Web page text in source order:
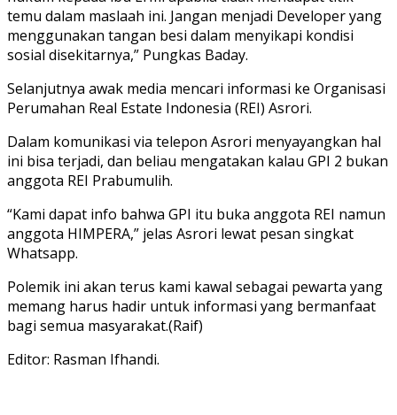
temu dalam maslaah ini. Jangan menjadi Developer yang
menggunakan tangan besi dalam menyikapi kondisi
sosial disekitarnya,” Pungkas Baday.
Selanjutnya awak media mencari informasi ke Organisasi
Perumahan Real Estate Indonesia (REI) Asrori.
Dalam komunikasi via telepon Asrori menyayangkan hal
ini bisa terjadi, dan beliau mengatakan kalau GPI 2 bukan
anggota REI Prabumulih.
“Kami dapat info bahwa GPI itu buka anggota REI namun
anggota HIMPERA,” jelas Asrori lewat pesan singkat
Whatsapp.
Polemik ini akan terus kami kawal sebagai pewarta yang
memang harus hadir untuk informasi yang bermanfaat
bagi semua masyarakat.(Raif)
Editor: Rasman Ifhandi.